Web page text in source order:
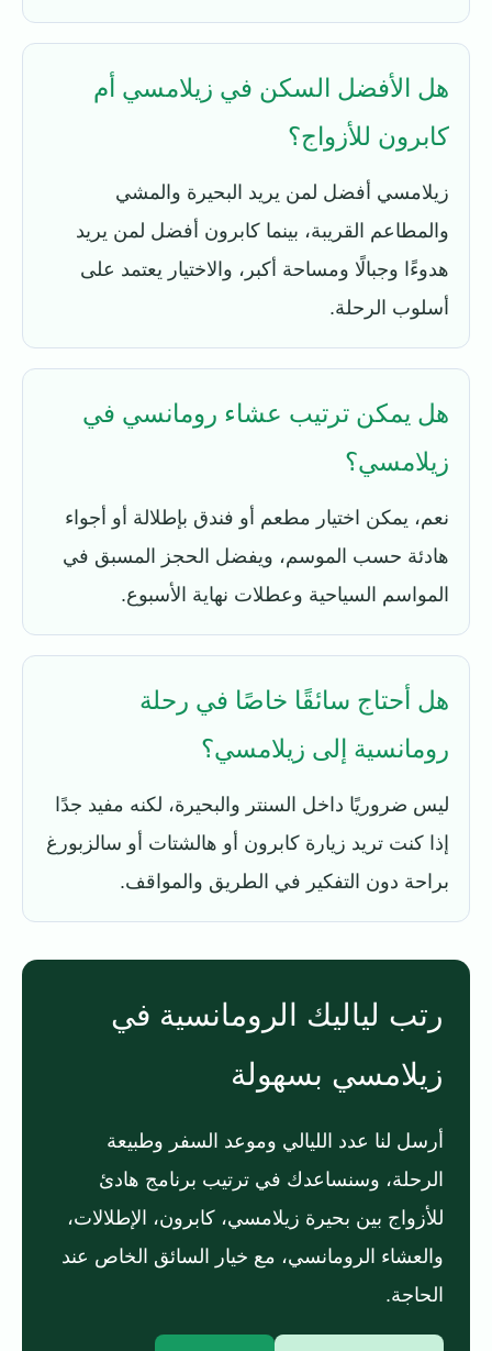
هل الأفضل السكن في زيلامسي أم
كابرون للأزواج؟
زيلامسي أفضل لمن يريد البحيرة والمشي
والمطاعم القريبة، بينما كابرون أفضل لمن يريد
هدوءًا وجبالًا ومساحة أكبر، والاختيار يعتمد على
أسلوب الرحلة.
هل يمكن ترتيب عشاء رومانسي في
زيلامسي؟
نعم، يمكن اختيار مطعم أو فندق بإطلالة أو أجواء
هادئة حسب الموسم، ويفضل الحجز المسبق في
المواسم السياحية وعطلات نهاية الأسبوع.
هل أحتاج سائقًا خاصًا في رحلة
رومانسية إلى زيلامسي؟
ليس ضروريًا داخل السنتر والبحيرة، لكنه مفيد جدًا
إذا كنت تريد زيارة كابرون أو هالشتات أو سالزبورغ
براحة دون التفكير في الطريق والمواقف.
رتب لياليك الرومانسية في
زيلامسي بسهولة
أرسل لنا عدد الليالي وموعد السفر وطبيعة
الرحلة، وسنساعدك في ترتيب برنامج هادئ
للأزواج بين بحيرة زيلامسي، كابرون، الإطلالات،
والعشاء الرومانسي، مع خيار السائق الخاص عند
الحاجة.